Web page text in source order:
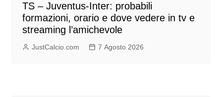
TS – Juventus-Inter: probabili
formazioni, orario e dove vedere in tv e
streaming l’amichevole
JustCalcio.com 7 Agosto 2026